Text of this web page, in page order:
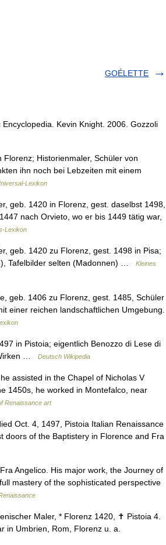
GOÉLETTE
Kevin Knight. 2006. Gozzoli
Historienmaler, Schüler von
ihn noch bei Lebzeiten mit einem
Lexikon
geb. 1420 in Florenz, gest. daselbst 1498,
nach Orvieto, wo er bis 1449 tätig war,
Lexikon
geb. 1420 zu Florenz, gest. 1498 in Pisa;
Tafelbilder selten (Madonnen) …
Kleines
geb. 1406 zu Florenz, gest. 1485, Schüler
einer reichen landschaftlichen Umgebung.
in Pistoia; eigentlich Benozzo di Lese di
…
Deutsch Wikipedia
assisted in the Chapel of Nicholas V
1450s, he worked in Montefalco, near
Renaissance art
Oct. 4, 1497, Pistoia Italian Renaissance
doors of the Baptistery in Florence and Fra
Angelico. His major work, the Journey of
mastery of the sophisticated perspective
Maler, * Florenz 1420, ✝ Pistoia 4.
in Umbrien, Rom, Florenz u. a.